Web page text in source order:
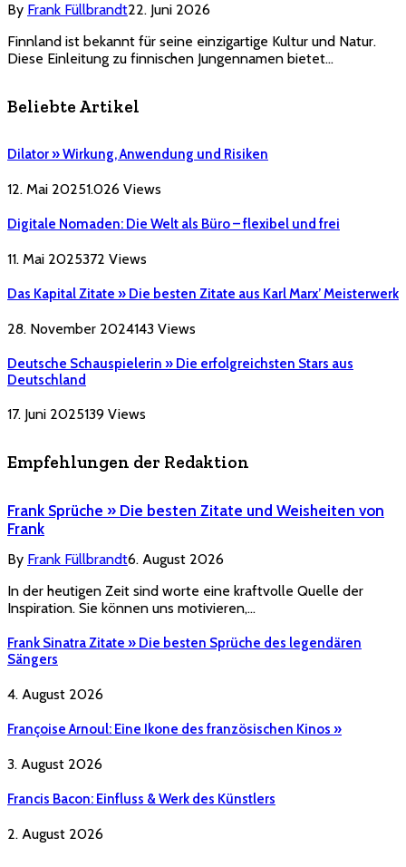
By Frank Füllbrandt22. Juni 2026
Finnland ist bekannt für seine einzigartige Kultur und Natur.
Diese Einleitung zu finnischen Jungennamen bietet…
Beliebte Artikel
Dilator » Wirkung, Anwendung und Risiken
12. Mai 20251.026 Views
Digitale Nomaden: Die Welt als Büro – flexibel und frei
11. Mai 2025372 Views
Das Kapital Zitate » Die besten Zitate aus Karl Marx’ Meisterwerk
28. November 2024143 Views
Deutsche Schauspielerin » Die erfolgreichsten Stars aus
Deutschland
17. Juni 2025139 Views
Empfehlungen der Redaktion
Frank Sprüche » Die besten Zitate und Weisheiten von
Frank
By Frank Füllbrandt6. August 2026
In der heutigen Zeit sind worte eine kraftvolle Quelle der
Inspiration. Sie können uns motivieren,…
Frank Sinatra Zitate » Die besten Sprüche des legendären
Sängers
4. August 2026
Françoise Arnoul: Eine Ikone des französischen Kinos »
3. August 2026
Francis Bacon: Einfluss & Werk des Künstlers
2. August 2026